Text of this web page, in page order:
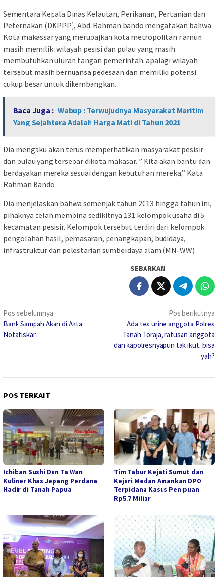
Sementara Kepala Dinas Kelautan, Perikanan, Pertanian dan
Peternakan (DKPPP), Abd. Rahman bando mengatakan bahwa
Kota makassar yang merupajkan kota metropolitan namun
masih memiliki wilayah pesisi dan pulau yang masih
membutuhkan uluran tangan pemerintah. apalagi wilayah
tersebut masih bernuansa pedesaan dan memiliki potensi
cukup besar untuk dikembangkan.
Baca Juga : Wabup : Terwujudnya Masyarakat Maritim
Yang Sejahtera Adalah Harga Mati di Tahun 2021
Dia mengaku akan terus memperhatikan masyarakat pesisir
dan pulau yang tersebar dikota makasar. ” Kita akan bantu dan
berdayakan mereka sesuai dengan kebutuhan mereka,” Kata
Rahman Bando.
Dia menjelaskan bahwa semenjak tahun 2013 hingga tahun ini,
pihaknya telah membina sedikitnya 131 kelompok usaha di 5
kecamatan pesisir. Kelompok tersebut terdiri dari kelompok
pengolahan hasil, pemasaran, penangkapan, budidaya,
infrastruktur dan pelestarian sumberdaya alam.(MN-WW)
SEBARKAN
Navigasi
pos
Pos sebelumnya
Bank Sampah Akan di Akta
Notatiskan
Pos berikutnya
Ada tes urine anggota Polres
Tanah Toraja, ratusan anggota
dan kapolresnyapun tak ikut, bisa
yah?
POS TERKAIT
Ichiban Sushi Dan Ta Wan
Kuliner Khas Jepang Perdana
Hadir di Tanah Papua
Tim Tabur Kejati Sumut dan
Kejari Medan Amankan DPO
Terpidana Kasus Penipuan
Rp5,7 Miliar